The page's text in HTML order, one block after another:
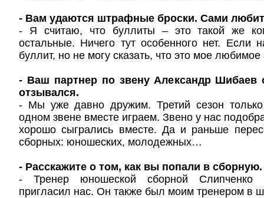
- Вам удаются штрафные броски. Сами
- Я считаю, что буллиты – это такой же
остальные. Ничего тут особенного нет. Если
буллит, но не могу сказать, что это мое любимое
- Ваш партнер по звену Александр Шибаев
отзывался.
- Мы уже давно дружим. Третий сезон
одном звене вместе играем. Звено у нас
хорошо сыгрались вместе. Да и раньше
сборных: юношеских, молодежных…
- Расскажите о том, как вы попали в сборную.
- Тренер юношеской сборной Слипченко
пригласил нас. Он также был моим тренером в